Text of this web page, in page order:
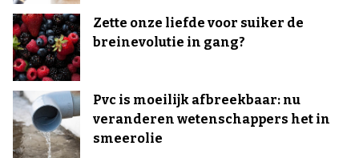
Zette onze liefde voor suiker de
breinevolutie in gang?
Pvc is moeilijk afbreekbaar: nu
veranderen wetenschappers het in
smeerolie